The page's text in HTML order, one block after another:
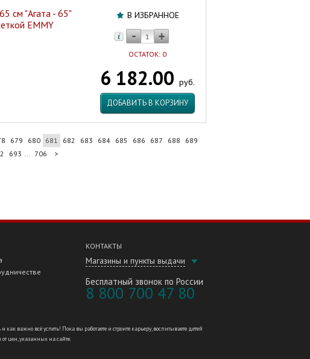
В ИЗБРАННОЕ
ОСТАТОК: 0
6 182.00 руб.
ДОБАВИТЬ В КОРЗИНУ
см "Агата - 65"
EMMY
679 680 681 682 683 684 685 686 687 688
689
693 ... 706 >
КОНТАКТЫ
Магазины и пункты выдачи
Бесплатный звонок по России
8 800 700 47 80
важно всё успеть! Пока вы работаете и строите карьеру, воспитываете детей
цен, указанных на сайте.